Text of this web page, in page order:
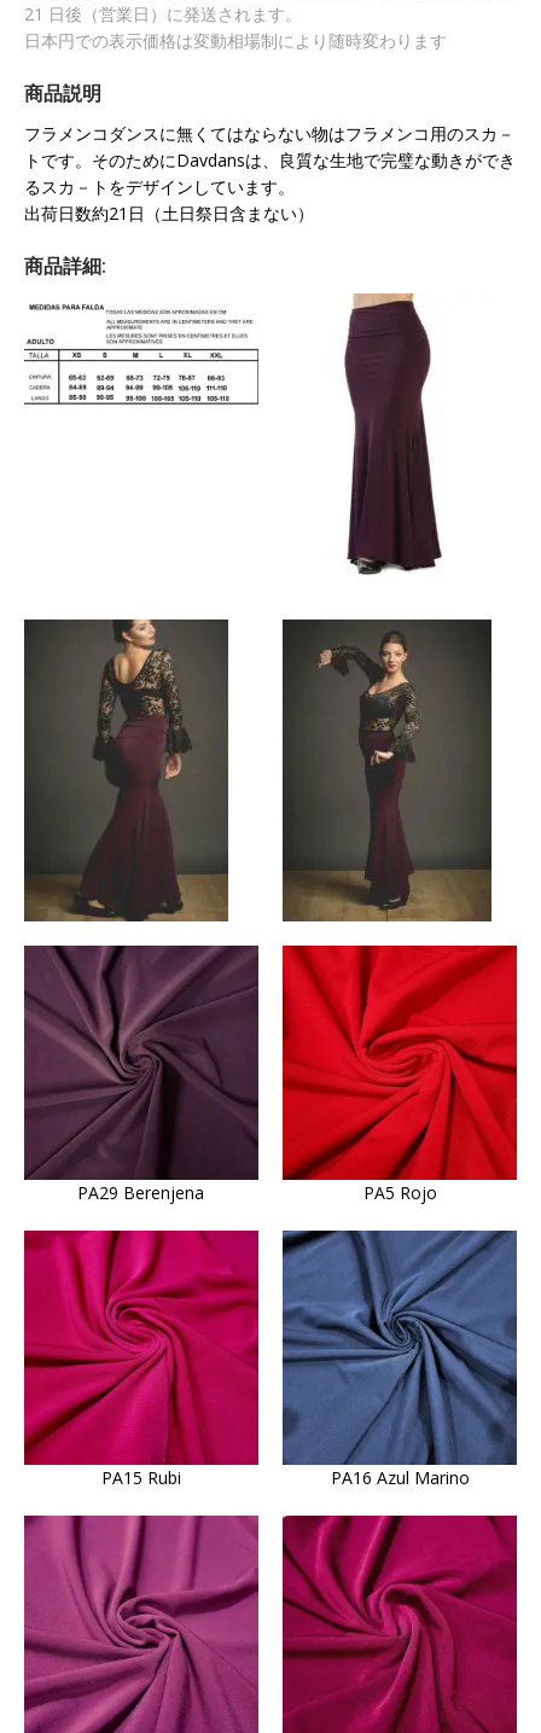
21 日後（営業日）に発送されます。
日本円での表示価格は変動相場制により随時変わります
商品説明
フラメンコダンスに無くてはならない物はフラメンコ用のスカ－
トです。そのためにDavdansは、良質な生地で完璧な動きができ
るスカ－トをデザインしています。
出荷日数約21日（土日祭日含まない）
商品詳細:
PA29 Berenjena PA5 Rojo
PA15 Rubi PA16 Azul Marino